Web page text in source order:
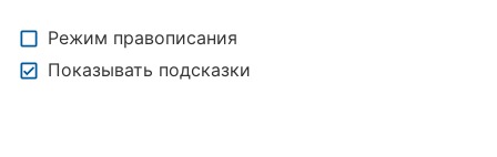
Режим правописания
Показывать подсказки